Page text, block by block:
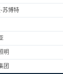
苏博特
明
团